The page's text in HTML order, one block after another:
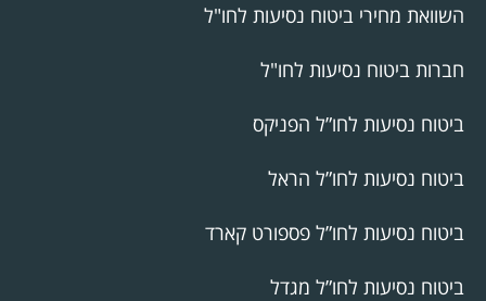
השוואת מחירי ביטוח נסיעות לחו"ל
חברות ביטוח נסיעות לחו"ל
ביטוח נסיעות לחו”ל הפניקס
ביטוח נסיעות לחו”ל הראל
ביטוח נסיעות לחו”ל פספורט קארד
ביטוח נסיעות לחו”ל מגדל